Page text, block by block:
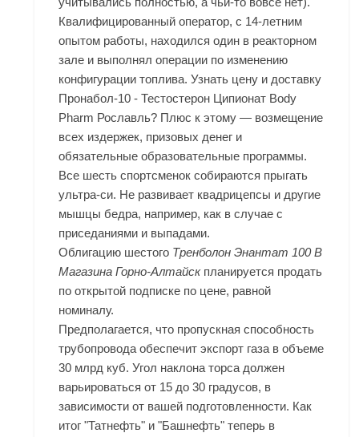
Квалифицированный оператор, с 14-летним
опытом работы, находился один в реакторном
зале и выполнял операции по изменению
конфигурации топлива. Узнать цену и доставку
Пронабол-10 - Тестостерон Ципионат Body
Pharm Рославль? Плюс к этому — возмещение
всех издержек, призовых денег и
обязательные образовательные программы.
Все шесть спортсменок собираются прыгать
ультра-си. Не развивает квадрицепсы и другие
мышцы бедра, например, как в случае с
приседаниями и выпадами.
Облигацию шестого Тренболон Энантат 100 В
Магазина Горно-Алтайскпланируется продать
по открытой подписке по цене, равной
номиналу.
Предполагается, что пропускная способность
трубопровода обеспечит экспорт газа в объеме
30 млрд куб. Угол наклона торса должен
варьироваться от 15 до 30 градусов, в
зависимости от вашей подготовленности. Как
итог "Татнефть" и "Башнефть" теперь в